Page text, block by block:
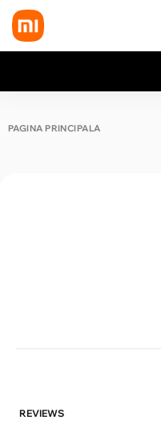
PAGINA PRINCIPALĂ
REVIEWS